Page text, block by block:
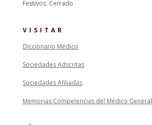
Festivos: Cerrado
VISITAR
Diccionario Médico
Sociedades Adscritas
Sociedades Afiliadas
Memorias Competencias del Médico General